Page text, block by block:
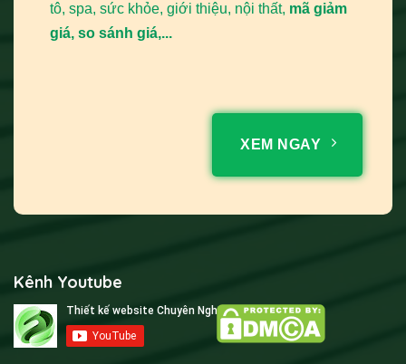
tô, spa, sức khỏe, giới thiệu, nội thất, mã giảm
giá, so sánh giá,...
XEM NGAY
Kênh Youtube